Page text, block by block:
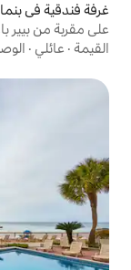
بيتش
مجاني. حمام